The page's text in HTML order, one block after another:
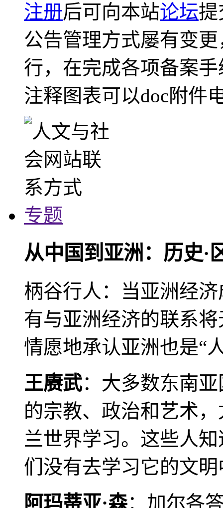
注册后可向本站论坛提
公告管理方式屡有变
行，在完成各项备案
注释图表可以doc附件
专题
从中国到亚洲：历史·
柄谷行人：当亚洲经
有与亚洲经济的联系
情愿地承认亚洲也是“
王赓武：大多数东南
的宗教、政治和艺术
兰世界学习。这些人
们没有去学习它的文
阿玛蒂亚·森：加尔各